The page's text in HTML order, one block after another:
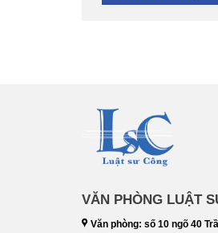
VĂN PHÒNG LUẬT
Văn phòng: số 10 ngõ 40